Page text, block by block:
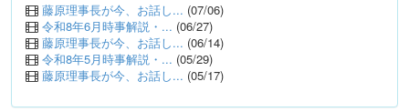
藤原理事長が今、お話し... (07/06)
令和8年6月時事解説・... (06/27)
藤原理事長が今、お話し... (06/14)
令和8年5月時事解説・... (05/29)
藤原理事長が今、お話し... (05/17)